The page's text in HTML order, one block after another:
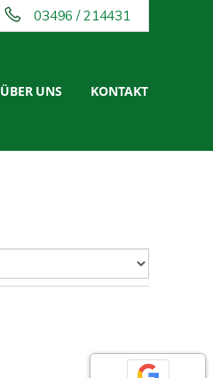
03496 / 214431
ÜBER UNS KONTAKT